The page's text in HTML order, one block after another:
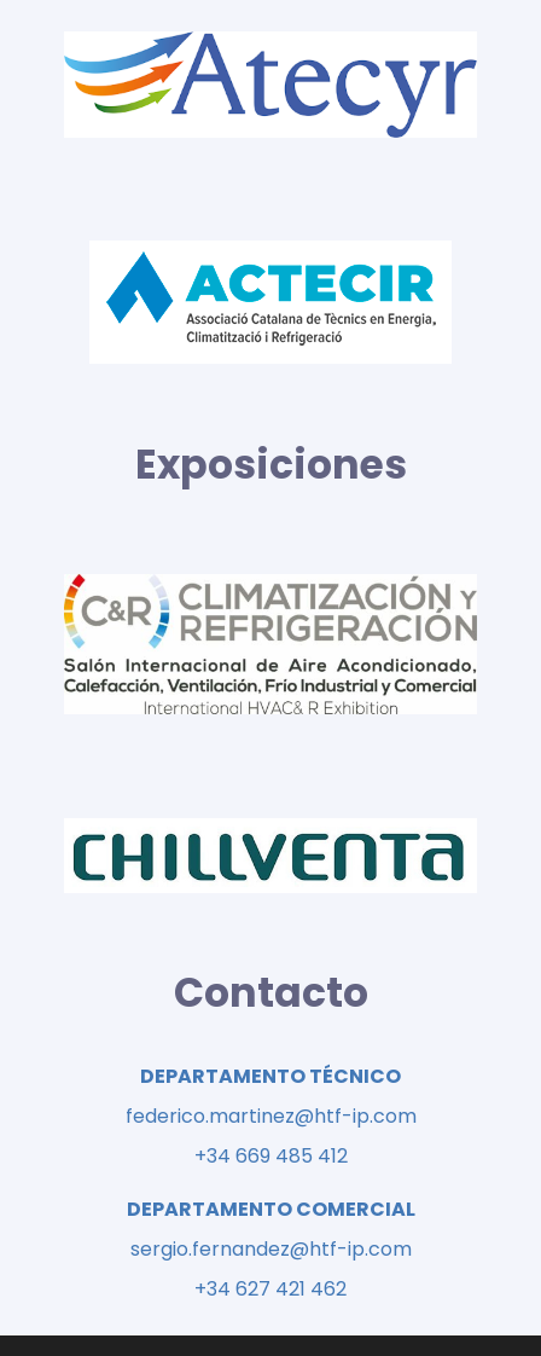
Exposiciones
Contacto
DEPARTAMENTO TÉCNICO
federico.martinez@htf-ip.com
+34 669 485 412
DEPARTAMENTO COMERCIAL
sergio.fernandez@htf-ip.com
+34 627 421 462